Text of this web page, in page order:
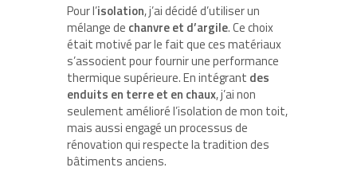
Pour l’isolation, j’ai décidé d’utiliser un
mélange de chanvre et d’argile. Ce choix
était motivé par le fait que ces matériaux
s’associent pour fournir une performance
thermique supérieure. En intégrant des
enduits en terre et en chaux, j’ai non
seulement amélioré l’isolation de mon toit,
mais aussi engagé un processus de
rénovation qui respecte la tradition des
bâtiments anciens.